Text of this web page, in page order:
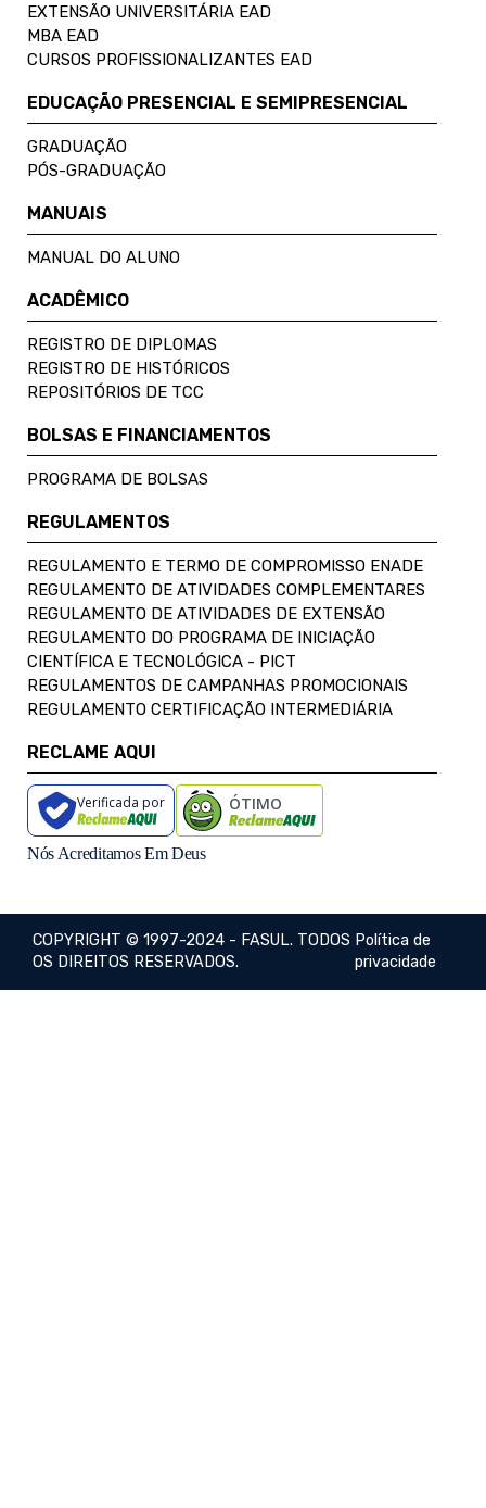
EXTENSÃO UNIVERSITÁRIA EAD
MBA EAD
CURSOS PROFISSIONALIZANTES EAD
EDUCAÇÃO PRESENCIAL E SEMIPRESENCIAL
GRADUAÇÃO
PÓS-GRADUAÇÃO
MANUAIS
MANUAL DO ALUNO
ACADÊMICO
REGISTRO DE DIPLOMAS
REGISTRO DE HISTÓRICOS
REPOSITÓRIOS DE TCC
BOLSAS E FINANCIAMENTOS
PROGRAMA DE BOLSAS
REGULAMENTOS
REGULAMENTO E TERMO DE COMPROMISSO ENADE
REGULAMENTO DE ATIVIDADES COMPLEMENTARES
REGULAMENTO DE ATIVIDADES DE EXTENSÃO
REGULAMENTO DO PROGRAMA DE INICIAÇÃO
CIENTÍFICA E TECNOLÓGICA - PICT
REGULAMENTOS DE CAMPANHAS PROMOCIONAIS
REGULAMENTO CERTIFICAÇÃO INTERMEDIÁRIA
RECLAME AQUI
Verificada por ÓTIMO
Nós Acreditamos Em Deus
COPYRIGHT © 1997-2024 - FASUL. TODOS
OS DIREITOS RESERVADOS.
Política de
privacidade